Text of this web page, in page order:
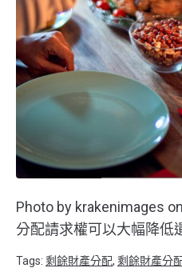
Photo by krakenimages
分配請求權可以大幅降低
Tags: 剩餘財產分配, 剩餘財產分